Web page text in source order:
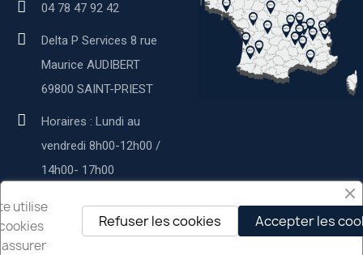
04 78 47 92 42
Delta P Services 8 rue
Maurice AUDIBERT
69800 SAINT-PRIEST
Horaires : Lundi au
vendredi 8h00-12h00 /
14h00- 17h00
Service commercial :
contact@deltapservices.fr
utilise
Accepter les
Refuser les cookies